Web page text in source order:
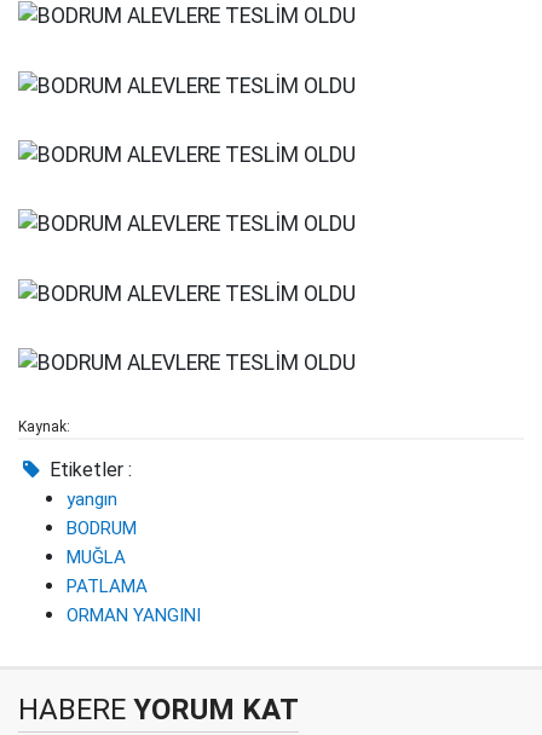
Kaynak:
Etiketler :
yangın
BODRUM
MUĞLA
PATLAMA
ORMAN YANGINI
HABERE YORUM KAT